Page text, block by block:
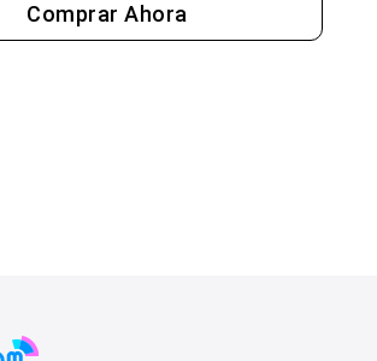
Comprar Ahora